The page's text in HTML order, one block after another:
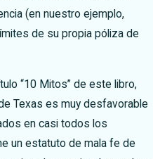
(en nuestro ejemplo,
de su propia póliza de
“10 Mitos” de este libro,
Texas es muy desfavorable
en casi todos los
un estatuto de mala fe de